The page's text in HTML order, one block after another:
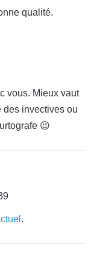
qualité.
vous. Mieux vaut
des invectives ou
😉
.